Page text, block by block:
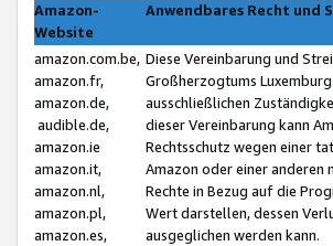
Amazon-
Website
Anwendbares Recht und
amazon.com.be,
amazon.fr,
amazon.de,
audible.de,
amazon.ie
amazon.it,
amazon.nl,
amazon.pl,
amazon.es,
Diese Vereinbarung und
Großherzogtums
ausschließlichen
dieser Vereinbarung kann
Rechtsschutz wegen einer
Amazon oder einer anderen
Rechte in Bezug auf die
Wert darstellen, dessen
ausgeglichen werden kann.